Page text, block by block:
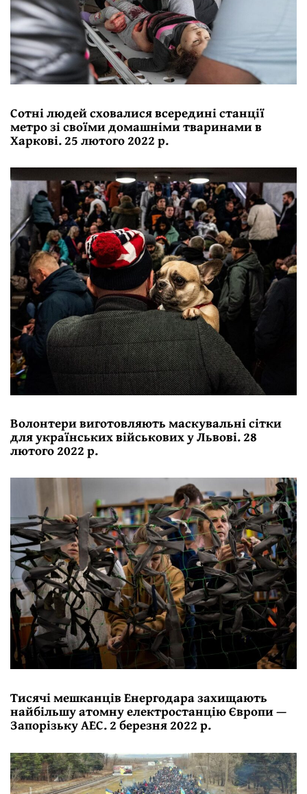
Сотні людей сховалися всередині станції
метро зі своїми домашніми тваринами в
Харкові. 25 лютого 2022 р.
Волонтери виготовляють маскувальні сітки
для українських військових у Львові. 28
лютого 2022 р.
Тисячі мешканців Енергодара захищають
найбільшу атомну електростанцію Європи —
Запорізьку АЕС. 2 березня 2022 р.